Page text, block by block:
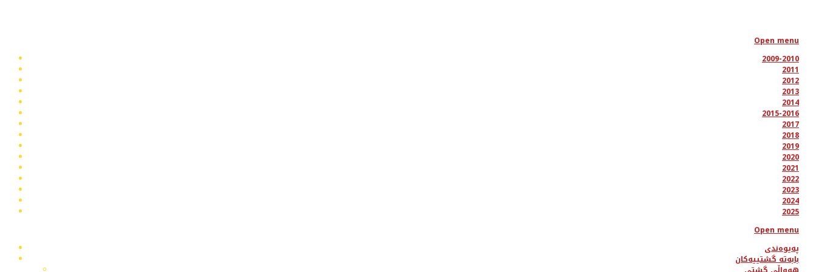
Open menu
2009-2010
2011
2012
2013
2014
2015-2016
2017
2018
2019
2020
2021
2022
2023
2024
2025
Open menu
پەیوەندی
بابەتە گشتییەکان